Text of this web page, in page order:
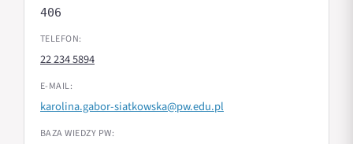
406
TELEFON:
22 234 5894
E-MAIL:
karolina.gabor-siatkowska@pw.edu.pl
BAZA WIEDZY PW: